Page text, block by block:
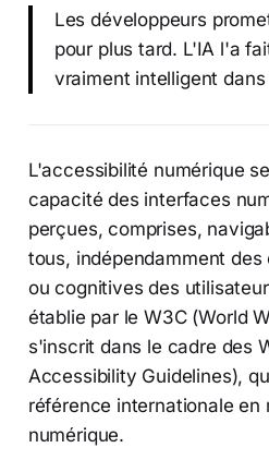
Les développeurs
pour plus tard. L'IA l'a
vraiment intelligent
L'accessibilité numérique
capacité des interfaces
perçues, comprises,
tous, indépendamment
ou cognitives des
établie par le W3C (World
s'inscrit dans le cadre des
Accessibility Guidelines),
référence internationale
numérique.